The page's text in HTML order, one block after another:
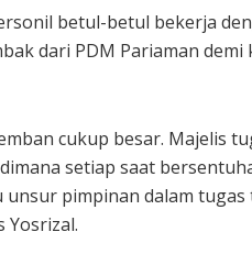
betul-betul bekerja
dari PDM Pariaman
cukup besar. Majelis
setiap saat
unsur pimpinan dalam
Yosrizal.